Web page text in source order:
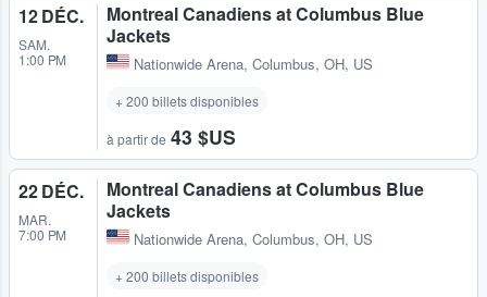
12 DÉC.
SAM.
1:00 PM
Montreal Canadiens at Columbus Blue
Jackets
Nationwide Arena, Columbus, OH, US
+ 200 billets disponibles
à partir de 43 $US
22 DÉC.
MAR.
7:00 PM
Montreal Canadiens at Columbus Blue
Jackets
Nationwide Arena, Columbus, OH, US
+ 200 billets disponibles